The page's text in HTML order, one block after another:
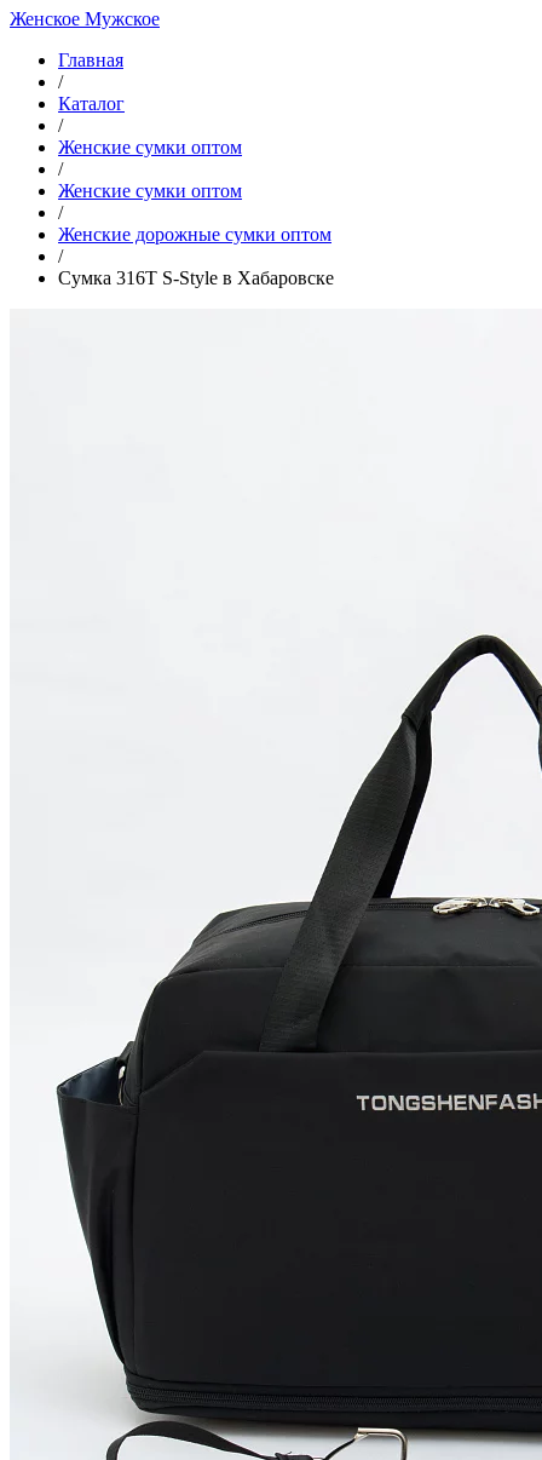
Женское Мужское
Главная
/
Каталог
/
Женские сумки оптом
/
Женские сумки оптом
/
Женские дорожные сумки оптом
/
Сумка 316T S-Style в Хабаровске